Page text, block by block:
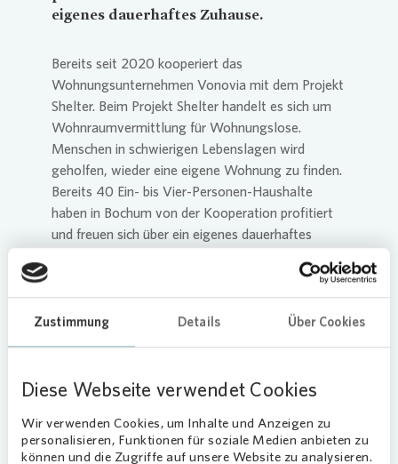
Zustimmung Details Über Cookies
Diese Webseite verwendet Cookies
Wir verwenden Cookies, um Inhalte und Anzeigen zu
personalisieren, Funktionen für soziale Medien anbieten zu
können und die Zugriffe auf unsere Website zu analysieren.
eigenes dauerhaftes Zuhause.
Bereits seit 2020 kooperiert das
Wohnungsunternehmen Vonovia mit dem Projekt
Shelter. Beim Projekt Shelter handelt es sich um
Wohnraumvermittlung für Wohnungslose.
Menschen in schwierigen Lebenslagen wird
geholfen, wieder eine eigene Wohnung zu finden.
Bereits 40 Ein- bis Vier-Personen-Haushalte
haben in Bochum von der Kooperation profitiert
und freuen sich über ein eigenes dauerhaftes
Teil der NRW-Landesinitiative
„Endlich ein Zuhause“
eigenen Wohnraum verfügen. Sie können
obdachlos sein, vorübergehend bei Bekannten
untergekommen, in Einrichtungen der freien